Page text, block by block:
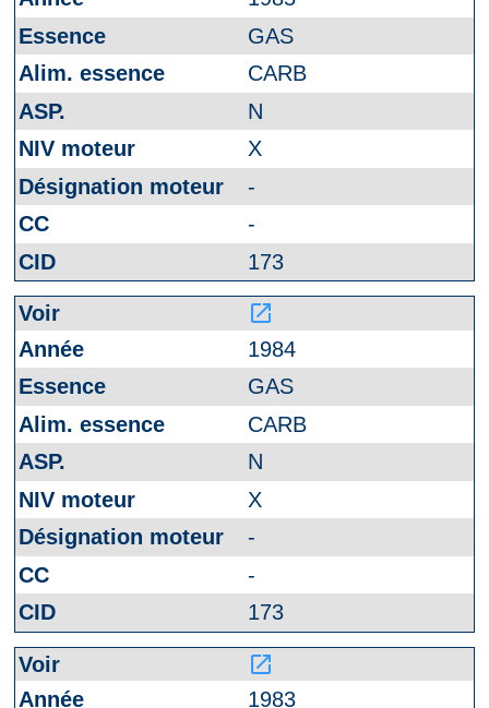
GAS
CARB
N
X
-
-
173
launch
1984
GAS
CARB
N
X
-
-
173
launch
1983